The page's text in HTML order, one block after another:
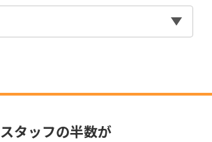
スタッフの半数が